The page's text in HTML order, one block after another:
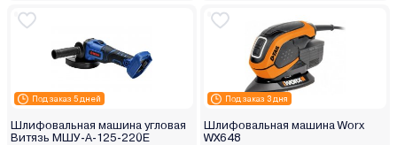
Под заказ 5 дней
Шлифовальная машина угловая
Витязь МШУ-А-125-220Е
Под заказ 3 дня
Шлифовальная машина Worx
WX648